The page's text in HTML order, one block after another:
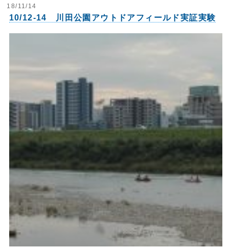
18/11/14
10/12-14 川田公園アウトドアフィールド実証実験